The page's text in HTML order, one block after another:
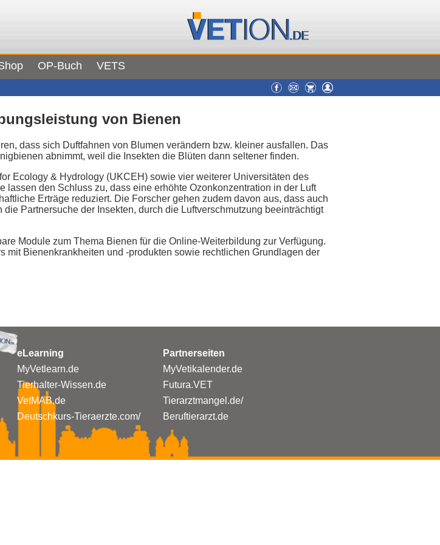
OP-Buch VETS
von Bienen
dass sich Duftfahnen von Blumen verändern bzw. kleiner ausfallen. Das
abnimmt, weil die Insekten die Blüten dann seltener finden.
Ecology & Hydrology (UKCEH) sowie vier weiterer Universitäten des
den Schluss zu, dass eine erhöhte Ozonkonzentration in der Luft
Erträge reduziert. Die Forscher gehen zudem davon aus, dass auch
Partnersuche der Insekten, durch die Luftverschmutzung beeinträchtigt
Module zum Thema Bienen für die Online-Weiterbildung zur Verfügung.
mit Bienenkrankheiten und -produkten sowie rechtlichen Grundlagen der
eLearning
MyVetlearn.de
Tierhalter-Wissen.de
VetMAB.de
Deutschkurs-Tieraerzte.com/
Partnerseiten
MyVetikalender.de
Futura.VET
Tierarztmangel.de/
Beruftierarzt.de